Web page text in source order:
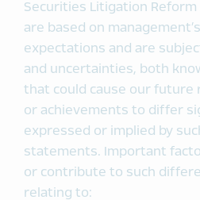
Securities Litigation Reform
are based on
expectations and are
and uncertainties, both
that could cause our future
or achievements to differ
expressed or implied by
statements. Important
or contribute to such
relating to: